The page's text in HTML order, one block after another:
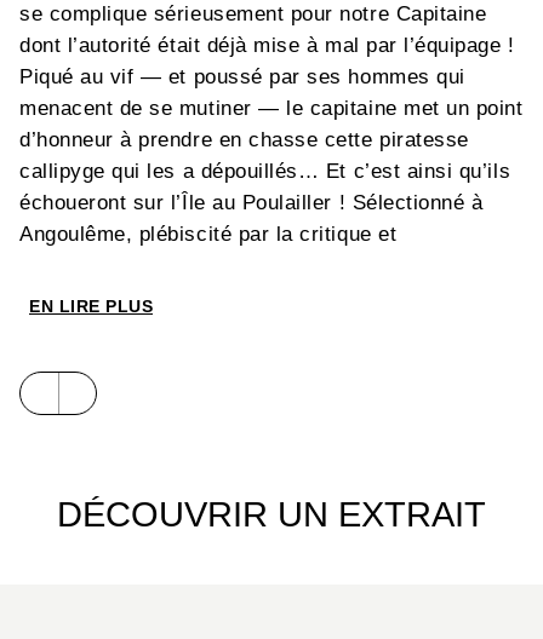
se complique sérieusement pour notre Capitaine
dont l’autorité était déjà mise à mal par l’équipage !
Piqué au vif — et poussé par ses hommes qui
menacent de se mutiner — le capitaine met un point
d’honneur à prendre en chasse cette piratesse
callipyge qui les a dépouillés… Et c’est ainsi qu’ils
échoueront sur l’Île au Poulailler ! Sélectionné à
Angoulême, plébiscité par la critique et
d’aventures d’une femme puissante à la gouaille
EN LIRE PLUS
DÉCOUVRIR UN EXTRAIT